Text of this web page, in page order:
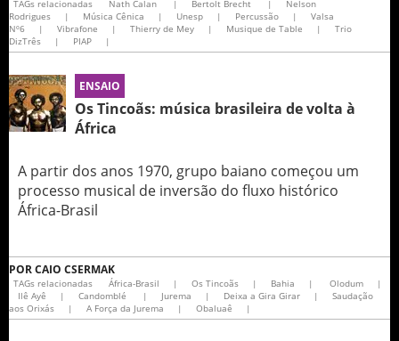
TAGs relacionadas Nath Calan | Bertolt Brecht |
Nelson
Rodrigues
| Música Cênica | Unesp | Percussão |
Valsa
Nº6
| Vibrafone | Thierry de Mey | Musique de Table |
Trio
DizTrês
| PIAP |
ENSAIO
Os Tincoãs: música brasileira de volta à
África
A partir dos anos 1970, grupo baiano começou um
processo musical de inversão do fluxo histórico
África-Brasil
PORCAIO CSERMAK
TAGs relacionadas África-Brasil | Os Tincoãs | Bahia | Olodum
|
Ilê Ayê
| Candomblé | Jurema | Deixa a Gira Girar |
Saudação
aos Orixás
| A Força da Jurema | Obaluaê |